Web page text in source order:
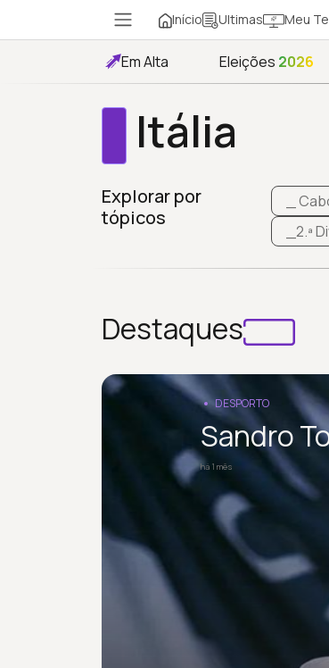
Início Ultimas Meu
Em Alta Eleições 2026
Itália
Explorar por
tópicos
_
_2.ª
Destaques
DESPORTO
Sandro
há 1 mês